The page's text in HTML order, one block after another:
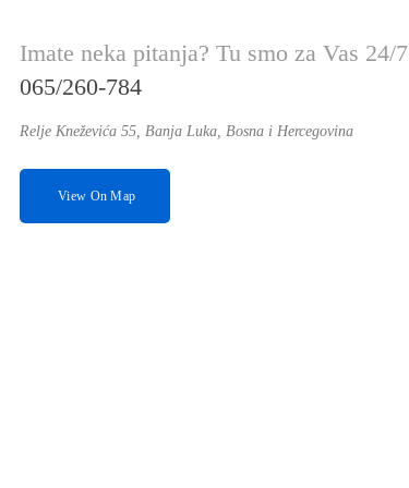
Imate neka pitanja? Tu smo za Vas 24/7
065/260-784
Relje Kneževića 55, Banja Luka, Bosna i Hercegovina
View On Map